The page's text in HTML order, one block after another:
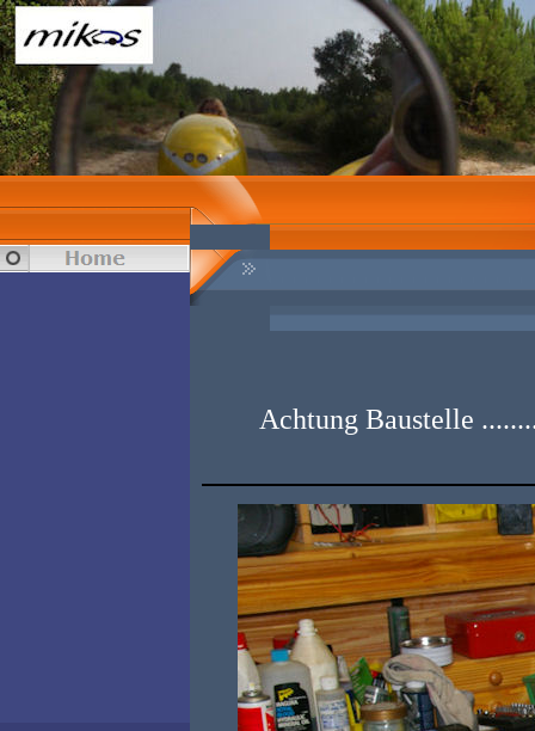
Achtung Baustelle